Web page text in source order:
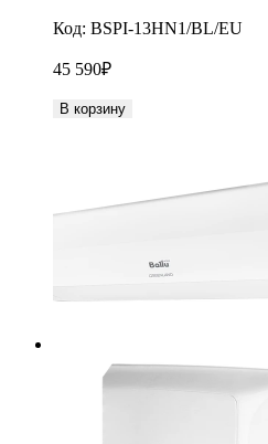
Код: BSPI-13HN1/BL/EU
45 590₽
В корзину